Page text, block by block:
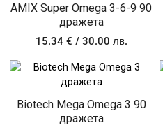
AMIX Super Omega 3-6-9 90
дражета
15.34 € / 30.00 лв.
Biotech Mega Omega 3 90
дражета